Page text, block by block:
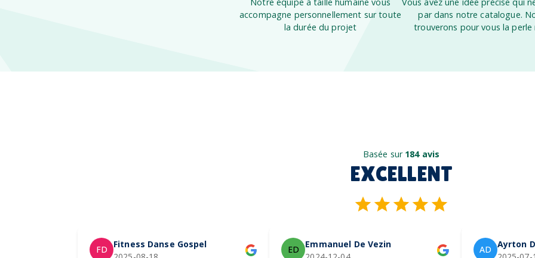
accompagne personnellement sur toute
la durée du projet
par dans notre catalogue.
trouverons pour vous la perle
Basée sur 184 avis
EXCELLENT
FD
Fitness Danse Gospel
ED
Emmanuel De Vezin
AD Ayrton